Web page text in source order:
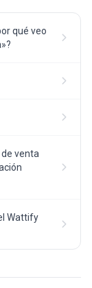
qué veo
venta
Wattify